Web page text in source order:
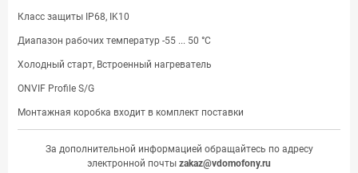
Класс защиты IP68, IK10
Диапазон рабочих температур -55 ... 50 °С
Холодный старт, Встроенный нагреватель
ONVIF Profile S/G
Монтажная коробка входит в комплект поставки
За дополнительной информацией обращайтесь по адресу
электронной почты zakaz@vdomofony.ru